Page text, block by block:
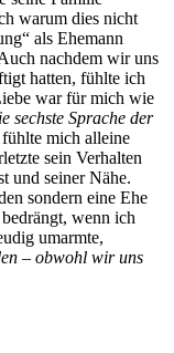
warum dies nicht
als Ehemann
nachdem wir uns
hatten, fühlte ich
war für mich wie
sechste Sprache der
mich alleine
sein Verhalten
und seiner Nähe.
sondern eine Ehe
wenn ich
umarmte,
– obwohl wir uns